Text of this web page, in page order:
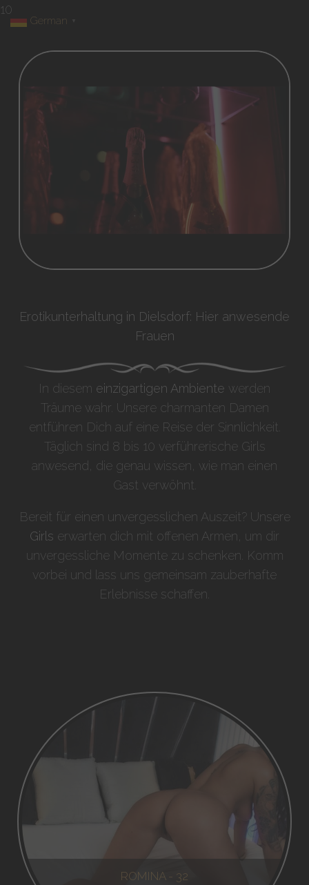
10
Erotikunterhaltung in Dielsdorf: Hier anwesende
Frauen
In diesem einzigartigen Ambiente werden
Träume wahr. Unsere charmanten Damen
entführen Dich auf eine Reise der Sinnlichkeit.
Täglich sind 8 bis 10 verführerische Girls
anwesend, die genau wissen, wie man einen
Gast verwöhnt.
Bereit für einen unvergesslichen Auszeit? Unsere
Girls erwarten dich mit offenen Armen, um dir
unvergessliche Momente zu schenken. Komm
vorbei und lass uns gemeinsam zauberhafte
Erlebnisse schaffen.
ROMINA - 32
German